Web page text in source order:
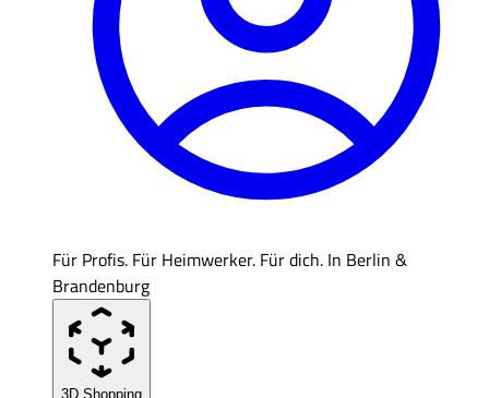
Für Profis. Für Heimwerker. Für dich. In Berlin &
Brandenburg
3D Shopping